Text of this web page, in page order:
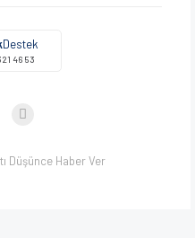
Destek
46 53
Düşünce Haber Ver